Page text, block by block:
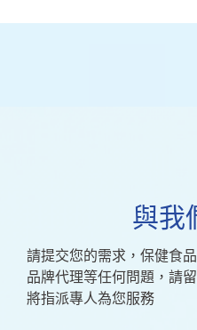
與我
請提交您的需求，保健食
品牌代理等任何問題，請
將指派專人為您服務